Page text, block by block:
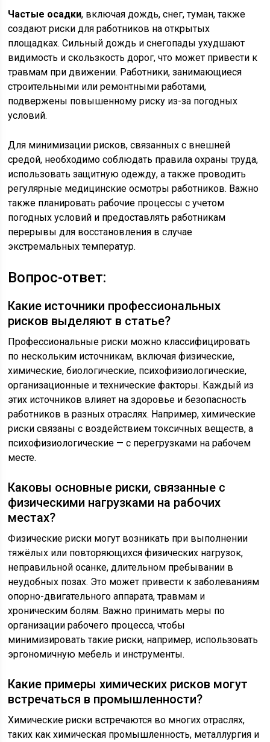
Частые осадки, включая дождь, снег, туман, также
создают риски для работников на открытых
площадках. Сильный дождь и снегопады ухудшают
видимость и скользкость дорог, что может привести к
травмам при движении. Работники, занимающиеся
строительными или ремонтными работами,
подвержены повышенному риску из-за погодных
условий.
Для минимизации рисков, связанных с внешней
средой, необходимо соблюдать правила охраны труда,
использовать защитную одежду, а также проводить
регулярные медицинские осмотры работников. Важно
также планировать рабочие процессы с учетом
погодных условий и предоставлять работникам
перерывы для восстановления в случае
экстремальных температур.
Вопрос-ответ:
Какие источники профессиональных
рисков выделяют в статье?
Профессиональные риски можно классифицировать
по нескольким источникам, включая физические,
химические, биологические, психофизиологические,
организационные и технические факторы. Каждый из
этих источников влияет на здоровье и безопасность
работников в разных отраслях. Например, химические
риски связаны с воздействием токсичных веществ, а
психофизиологические — с перегрузками на рабочем
месте.
Каковы основные риски, связанные с
физическими нагрузками на рабочих
местах?
Физические риски могут возникать при выполнении
тяжёлых или повторяющихся физических нагрузок,
неправильной осанке, длительном пребывании в
неудобных позах. Это может привести к заболеваниям
опорно-двигательного аппарата, травмам и
хроническим болям. Важно принимать меры по
организации рабочего процесса, чтобы
минимизировать такие риски, например, использовать
эргономичную мебель и инструменты.
Какие примеры химических рисков могут
встречаться в промышленности?
Химические риски встречаются во многих отраслях,
таких как химическая промышленность, металлургия и